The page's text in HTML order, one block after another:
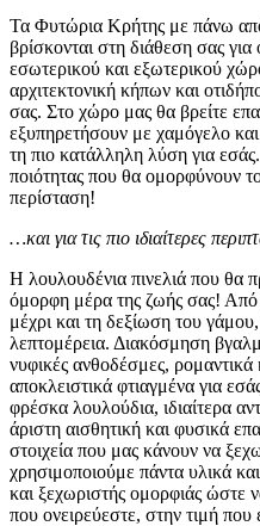
Τα Φυτώρια Κρήτης με πάνω
βρίσκονται στη διάθεση σας για
εσωτερικού και εξωτερικού
αρχιτεκτονική κήπων και
σας. Στο χώρο μας θα βρείτε
εξυπηρετήσουν με χαμόγελο
τη πιο κατάλληλη λύση για
ποιότητας που θα ομορφύνουν
περίσταση!
…και για τις πιο ιδιαίτερες
Η λουλουδένια πινελιά που θα
όμορφη μέρα της ζωής σας! Από
μέχρι και τη δεξίωση του
λεπτομέρεια. Διακόσμηση
νυφικές ανθοδέσμες, ρομαντικά
αποκλειστικά φτιαγμένα για
φρέσκα λουλούδια, ιδιαίτερα
άριστη αισθητική και φυσικά
στοιχεία που μας κάνουν να
χρησιμοποιούμε πάντα υλικά
και ξεχωριστής ομορφιάς ώστε
που ονειρεύεστε, στην τιμή που